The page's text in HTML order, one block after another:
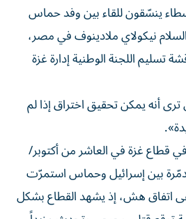
ينسّقون للقاء بين وفد حماس
نيكولاي ملادينوف في مصر،
تسليم اللجنة الوطنية إدارة غزة
أنه يمكن تحقيق اختراق إذا لم
قطاع غزة في العاشر من أكتوبر/
بين إسرائيل وحماس استمرّت
اتفاق هش، إذ يشهد القطاع بشكل